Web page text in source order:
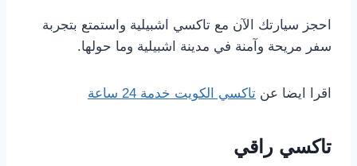
احجز سيارتك الآن مع تاكسي اشبيلية واستمتع بتجربة
سفر مريحة وآمنة في مدينة اشبيلية وما حولها.
اقرا ايضا عن تاكسي الكويت خدمة 24 ساعة
تاكسي راقي